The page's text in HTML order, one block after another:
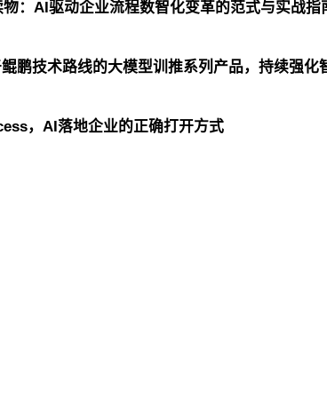
：AI驱动企业流程数智化变革的范式与实战指
鹏技术路线的大模型训推系列产品，持续强化
，AI落地企业的正确打开方式